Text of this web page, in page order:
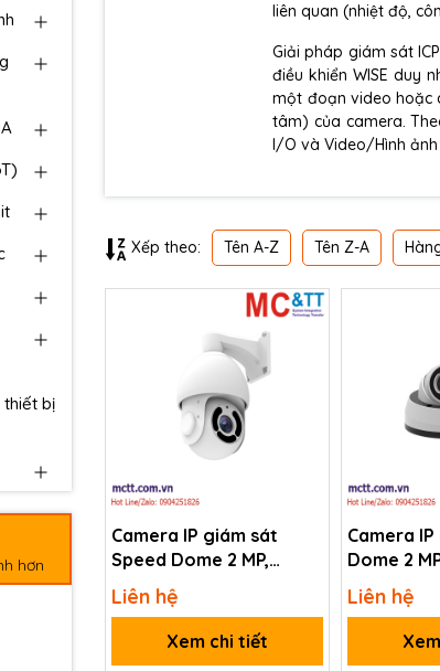
thiết bị
hơn
liên quan (nhiệt độ,
Giải pháp giám sát
điều khiển WISE duy
một đoạn video hoặc
tâm) của camera.
I/O và Video/Hình
Xếp theo: Tên A-Z Tên Z-A
Camera IP giám sát
Speed Dome 2 MP,
Super WDR, IP66, 30X AF
Lens Four-Faith F-SC431
Liên hệ
Xem chi tiết
Camera
Dome 2
IP67 Four-
Liên hệ